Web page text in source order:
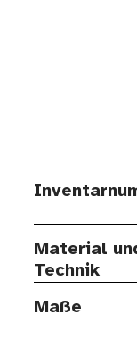
Material
Technik
Maße